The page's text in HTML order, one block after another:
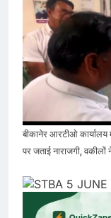
बीकानेर आरटीओ
पर जताई नाराजगी, वकीलों